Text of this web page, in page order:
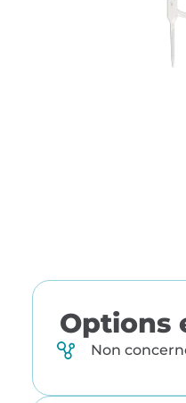
Options
Non